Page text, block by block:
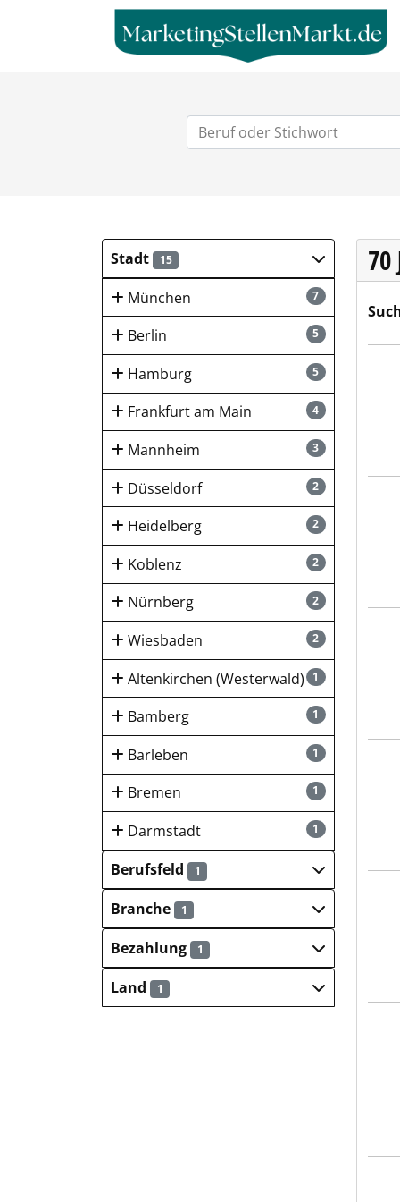
Stadt 15
7
München
5
Berlin
5
Hamburg
4
Frankfurt am Main
3
Mannheim
2
Düsseldorf
2
Heidelberg
2
Koblenz
2
Nürnberg
2
Wiesbaden
1
Altenkirchen (Westerwald)
1
Bamberg
1
Barleben
1
Bremen
1
Darmstadt
Berufsfeld
1
Branche 1
Bezahlung 1
Land 1
70